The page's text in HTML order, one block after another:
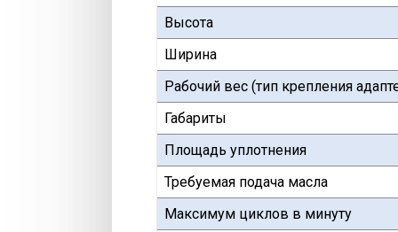
Высота
Ширина
Рабочий вес (тип крепления
Габариты
Площадь уплотнения
Требуемая подача масла
Максимум циклов в минуту